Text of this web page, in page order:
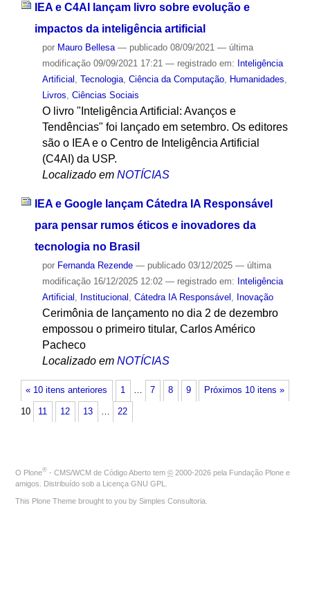
IEA e C4AI lançam livro sobre evolução e
impactos da inteligência artificial
por Mauro Bellesa — publicado08/09/2021 — última
modificação09/09/2021 17:21 — registrado em: Inteligência
Artificial Tecnologia, Ciência da Computação, Humanidades
Livros Ciências Sociais
O livro "Inteligência Artificial: Avanços e
Tendências" foi lançado em setembro. Os editores
são o IEA e o Centro de Inteligência Artificial
(C4AI) da USP.
Localizado em NOTÍCIAS
IEA e Google lançam Cátedra IA Responsável
para pensar rumos éticos e inovadores da
tecnologia no Brasil
por Fernanda Rezende — publicado03/12/2025 — última
modificação16/12/2025 12:02 — registrado em: Inteligência
Artificial , Institucional , Cátedra IA Responsável , Inovação
Cerimônia de lançamento no dia 2 de dezembro
empossou o primeiro titular, Carlos Américo
Pacheco
Localizado em NOTÍCIAS
« 10 itens anteriores Próximos 10 itens »
1 … 7 8 9
10 11 12 13 … 22
O Plone® - CMS/WCM de Código Aberto tem © 2000-2026 pela Fundação Plone e
amigos. Distribuído sob a Licença GNU GPL
This Plone Theme brought to you by Simples Consultoria